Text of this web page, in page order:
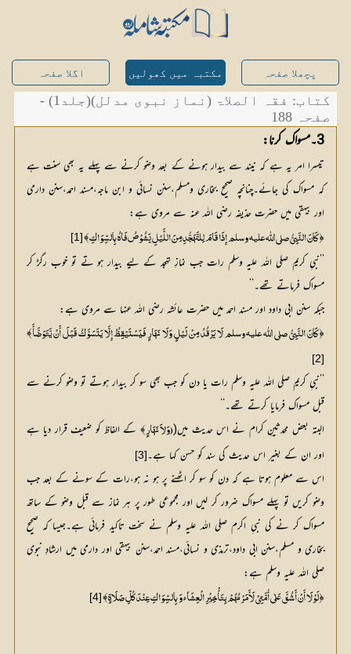
پچھلا صفحہ مکتبہ میں کھولیں اگلا صفحہ
کتاب: فقہ الصلاۃ (نماز نبوی مدلل)(جلد1) -
صفحہ 188
3۔مسواک کرنا:
تیسرا امر یہ ہے کہ نیند سے بیدار ہونے کے بعد وضو کرنے سے پہلے یہ بھی سنت ہے
کہ مسواک کی جائے۔چنانچہ صحیح بخاری ومسلم،سنن نسائی و ابن ماجہ،مسند احمد،سنن دارمی
اور بیہقی میں حضرت حذیفہ رضی اللہ عنہ سے مروی ہے:
﴿کَانَ النَّبِيُّ صلی اللّٰه علیہ وسلم إِذَا قَامَ لِلتَّھَجُّدِ مِنَ اللَّیْلِ یَشُوْصُ فَاہُ بِالسِّوَاکِ﴾[1]
’’نبیِ کریم صلی اللہ علیہ وسلم رات جب نمازِ تہجد کے لیے بیدار ہو تے تو خوب رگڑ کر
مسواک فرماتے تھے۔‘‘
جبکہ سنن ابی داود اور مسند احمد میں حضرت عائشہ رضی اللہ عنہا سے مروی ہے:
﴿کَانَ النَّبِيُّ صلی اللّٰه علیہ وسلم لَا یَرْقُدُ مِنْ لَیْلٍ وَلَا نَھَارٍ فَیَسْتَیْقِظُ إِلَّا یَتَسَوَّکُ قَبْلَ أَنْ یَّتَوَضَّأَ﴾
[2]
’’نبیِ کریم صلی اللہ علیہ وسلم رات یا دن کو جب بھی سو کر بیدار ہوتے تو وضو کرنے سے
قبل مسواک فرمایا کرتے تھے۔‘‘
البتہ بعض محدثینِ کرام نے اس حدیث میں((وَلاَ نَہَارٍ
اور ان کے بغیر اس حدیث کی سند کو حسن کہا ہے۔[3]
اس سے معلوم ہوتا ہے کہ دن کو سو کر اٹھنے پر ہو نہ ہو،رات کے سونے کے بعد جب
وضو کریں تو پہلے مسواک ضرور کر لیں اور مجموعی طور پر ہر نماز سے قبل وضو کے ساتھ
مسواک کر نے کی نبیِ اکرم صلی اللہ علیہ وسلم نے سخت تاکید فرمائی ہے۔جیسا کہ صحیح
بخاری و مسلم،سنن ابی داود،ترمذی و نسائی،مسند احمد،سنن بیہقی اور دارمی میں ارشادِ نبوی
صلی اللہ علیہ وسلم ہے:
﴿لَوْلَا أَنْ أَشُقَّ عَلٰی أُمَّتِيْ لَأَمَرْتُھُمْ بِتَأْخِیْرِ الْعِشَآئِ وَ بِالسِّوَاکِ عِنْدَ کُلِّ صَلَاۃٍ﴾[4]